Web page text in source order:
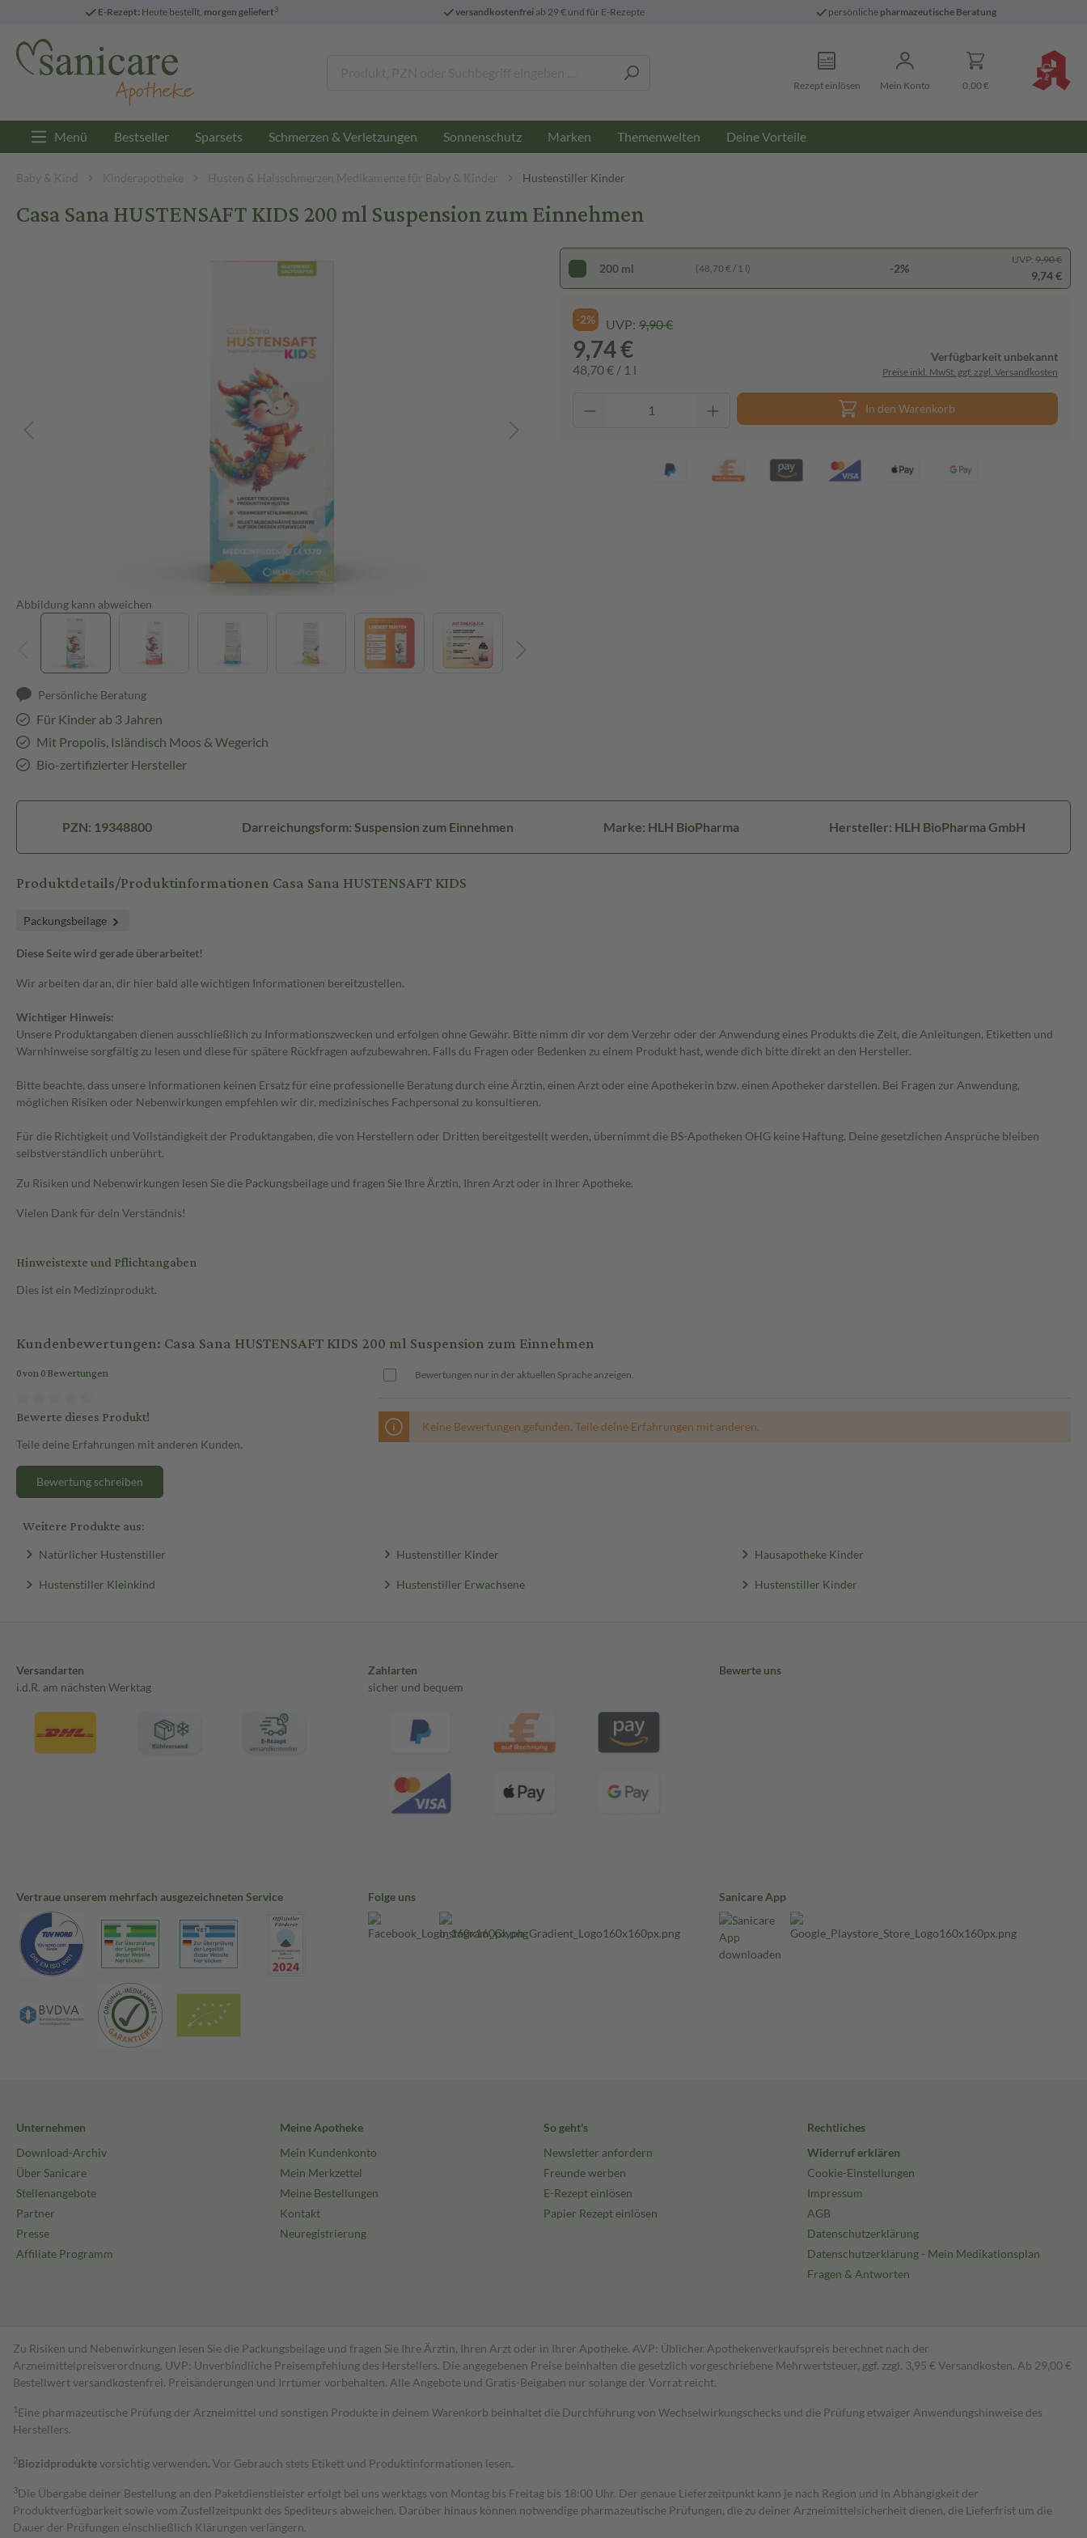
E-Rezept: Heute bestellt, morgen geliefert3 versandkostenfreiab 29 € und für E-Rezepte persönliche pharmazeutische Beratung
Rezept einlösen Mein Konto 0,00 €
Menü Bestseller Sparsets Schmerzen & Verletzungen Sonnenschutz Marken Themenwelten Deine Vorteile
Baby & Kind Kinderapotheke Husten & Halsschmerzen Medikamente für Baby & Kinder Hustenstiller Kinder
Casa Sana HUSTENSAFT KIDS 200 ml Suspension zum Einnehmen
Abbildung kann abweichen
Persönliche Beratung
Für Kinder ab 3 Jahren
Mit Propolis, Isländisch Moos & Wegerich
Bio-zertifizierter Hersteller
200 ml (48,70 € / 1 l) -2%
UVP: 9,90 €
9,74 €
-2% UVP: 9,90 €
9,74 €
48,70 € / 1 l
Verfügbarkeit unbekannt
Preise inkl. MwSt. ggf. zzgl. Versandkosten
In den Warenkorb
PZN: 19348800 Darreichungsform: Suspension zum Einnehmen Marke: HLH BioPharma Hersteller: HLH BioPharma GmbH
Produktdetails/Produktinformationen Casa Sana HUSTENSAFT KIDS
Packungsbeilage
Diese Seite wird gerade überarbeitet!
Wir arbeiten daran, dir hier bald alle wichtigen Informationen bereitzustellen.
Wichtiger Hinweis:
Unsere Produktangaben dienen ausschließlich zu Informationszwecken und erfolgen ohne Gewähr. Bitte nimm dir vor dem Verzehr oder der Anwendung eines Produkts die Zeit, die Anleitungen, Etiketten und
Warnhinweise sorgfältig zu lesen und diese für spätere Rückfragen aufzubewahren. Falls du Fragen oder Bedenken zu einem Produkt hast, wende dich bitte direkt an den Hersteller.
Bitte beachte, dass unsere Informationen keinen Ersatz für eine professionelle Beratung durch eine Ärztin, einen Arzt oder eine Apothekerin bzw. einen Apotheker darstellen. Bei Fragen zur Anwendung,
möglichen Risiken oder Nebenwirkungen empfehlen wir dir, medizinisches Fachpersonal zu konsultieren.
Für die Richtigkeit und Vollständigkeit der Produktangaben, die von Herstellern oder Dritten bereitgestellt werden, übernimmt die BS-Apotheken OHG keine Haftung. Deine gesetzlichen Ansprüche bleiben
selbstverständlich unberührt.
Zu Risiken und Nebenwirkungen lesen Sie die Packungsbeilage und fragen Sie Ihre Ärztin, Ihren Arzt oder in Ihrer Apotheke.
Vielen Dank für dein Verständnis!
Hinweistexte und Pflichtangaben
Dies ist ein Medizinprodukt.
Kundenbewertungen: Casa Sana HUSTENSAFT KIDS 200 ml Suspension zum Einnehmen
0 von 0 Bewertungen
Bewerte dieses Produkt!
Teile deine Erfahrungen mit anderen Kunden.
Bewertung schreiben
Bewertungen nur in der aktuellen Sprache anzeigen.
Keine Bewertungen gefunden. Teile deine Erfahrungen mit anderen.
Weitere Produkte aus:
Natürlicher Hustenstiller Hustenstiller Kinder Hausapotheke Kinder
Hustenstiller Kleinkind Hustenstiller Erwachsene Hustenstiller Kinder
Versandarten
i.d.R. am nächsten Werktag
Zahlarten
sicher und bequem
Bewerte uns
Vertraue unserem mehrfach ausgezeichneten Service Folge uns Sanicare App
Unternehmen
Download-Archiv
Über Sanicare
Stellenangebote
Partner
Presse
Affiliate Programm
Meine Apotheke
Mein Kundenkonto
Mein Merkzettel
Meine Bestellungen
Kontakt
Neuregistrierung
So geht's
Newsletter anfordern
Freunde werben
E-Rezept einlösen
Papier Rezept einlösen
Rechtliches
Widerruf erklären
Cookie-Einstellungen
Impressum
AGB
Datenschutzerklärung
Datenschutzerklärung - Mein Medikationsplan
Fragen & Antworten
Zu Risiken und Nebenwirkungen lesen Sie die Packungsbeilage und fragen Sie Ihre Ärztin, Ihren Arzt oder in Ihrer Apotheke. AVP: Üblicher Apothekenverkaufspreis berechnet nach der
Arzneimittelpreisverordnung. UVP: Unverbindliche Preisempfehlung des Herstellers. Die angegebenen Preise beinhalten die gesetzlich vorgeschriebene Mehrwertsteuer, ggf. zzgl. 3,95 € Versandkosten. Ab 29,00 €
Bestell­wert versand­kosten­frei. Preisänderungen und Irrtümer vorbehalten. Alle Angebote und Gratis-Beigaben nur solange der Vorrat reicht.
1 Eine pharmazeutische Prüfung der Arzneimittel und sonstigen Produkte in deinem Warenkorb beinhaltet die Durchführung von Wechselwirkungschecks und die Prüfung etwaiger Anwendungshinweise des
Herstellers.
2Biozidproduktevorsichtig verwenden. Vor Gebrauch stets Etikett und Produktinformationen lesen.
3Die Übergabe deiner Bestellung an den Paketdienstleister erfolgt bei uns werktags von Montag bis Freitag bis 18:00 Uhr. Der genaue Lieferzeitpunkt kann je nach Region und in Abhängigkeit der
Produktverfügbarkeit sowie vom Zustellzeitpunkt des Spediteurs abweichen. Darüber hinaus können notwendige pharmazeutische Prüfungen, die zu deiner Arzneimittelsicherheit dienen, die Lieferfrist um die
Dauer der Prüfungen einschließlich Klärungen verlängern.